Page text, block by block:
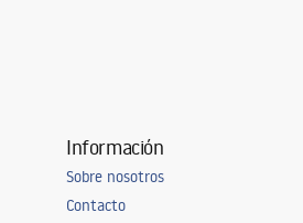
Información
Sobre nosotros
Contacto